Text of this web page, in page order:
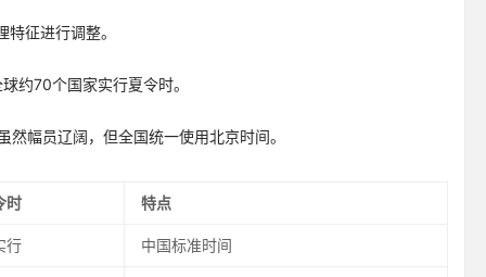
征进行调整。
约70个国家实行夏令时。
幅员辽阔，但全国统一使用北京时间。
时 特点
行 中国标准时间